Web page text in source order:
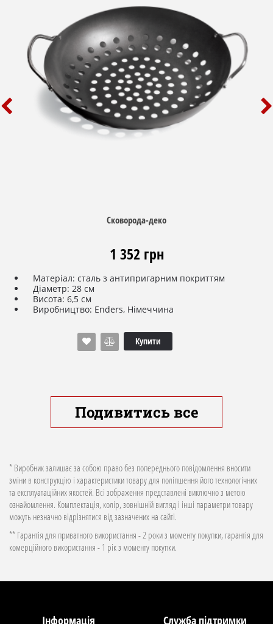
Сковорода-деко
1 352 грн
Матеріал: сталь з антипригарним покриттям
Діаметр: 28 см
Висота: 6,5 см
Виробництво: Enders, Німеччина
Купити
Подивитись все
* Виробник залишає за собою право без попереднього повідомлення вносити
зміни в конструкцію і характеристики товару для поліпшення його технологічних
та експлуатаційних якостей. Всі зображення представлені виключно з метою
ознайомлення. Комплектація, колір, зовнішній вигляд і інші параметри товару
можуть незначно відрізнятися від зазначених на сайті.
** Гарантія для приватного використання - 2 роки з моменту покупки, гарантія для
комерційного використання - 1 рік з моменту покупки.
Інформація Служба підтримки